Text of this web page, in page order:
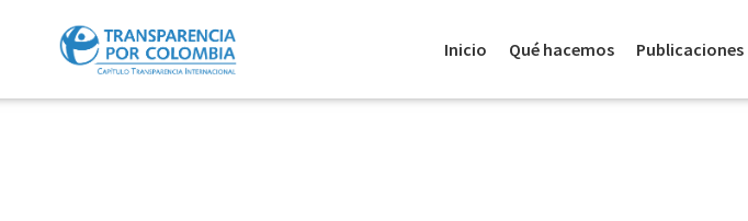
Inicio Qué hacemos Publicaciones